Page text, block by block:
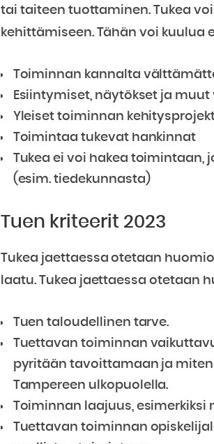
tai taiteen tuottaminen. Tukea
kehittämiseen. Tähän voi kuulua
Toiminnan kannalta
Esiintymiset, näytökset ja
Yleiset toiminnan
Toimintaa tukevat hankinnat
Tukea ei voi hakea toimintaan,
(esim. tiedekunnasta)
Tuen kriteerit 2023
Tukea jaettaessa otetaan
laatu. Tukea jaettaessa otetaan
Tuen taloudellinen tarve.
Tuettavan toiminnan
pyritään tavoittamaan ja
Tampereen ulkopuolella.
Toiminnan laajuus,
Tuettavan toiminnan